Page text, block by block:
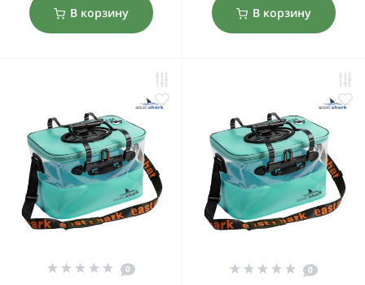
В корзину В корзину
0 0